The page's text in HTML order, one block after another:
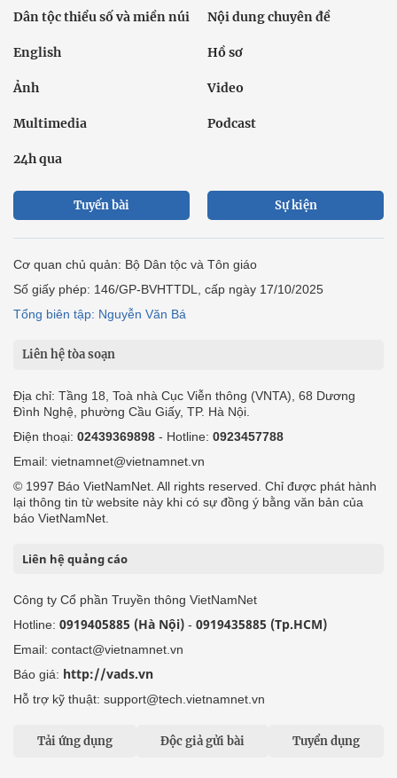
Dân tộc thiểu số và miền núi Nội dung chuyên đề
English Hồ sơ
Ảnh Video
Multimedia Podcast
24h qua
Tuyến bài Sự kiện
Cơ quan chủ quản: Bộ Dân tộc và Tôn giáo
Số giấy phép: 146/GP-BVHTTDL, cấp ngày 17/10/2025
Tổng biên tập: Nguyễn Văn Bá
Liên hệ tòa soạn
Địa chỉ: Tầng 18, Toà nhà Cục Viễn thông (VNTA), 68 Dương
Đình Nghệ, phường Cầu Giấy, TP. Hà Nội.
Điện thoại: 02439369898 - Hotline: 0923457788
Email: vietnamnet@vietnamnet.vn
© 1997 Báo VietNamNet. All rights reserved. Chỉ được phát hành
lại thông tin từ website này khi có sự đồng ý bằng văn bản của
báo VietNamNet.
Liên hệ quảng cáo
Công ty Cổ phần Truyền thông VietNamNet
Hotline: 0919405885 (Hà Nội) - 0919435885 (Tp.HCM)
Email: contact@vietnamnet.vn
Báo giá: http://vads.vn
Hỗ trợ kỹ thuật: support@tech.vietnamnet.vn
Tải ứng dụng Độc giả gửi bài Tuyển dụng